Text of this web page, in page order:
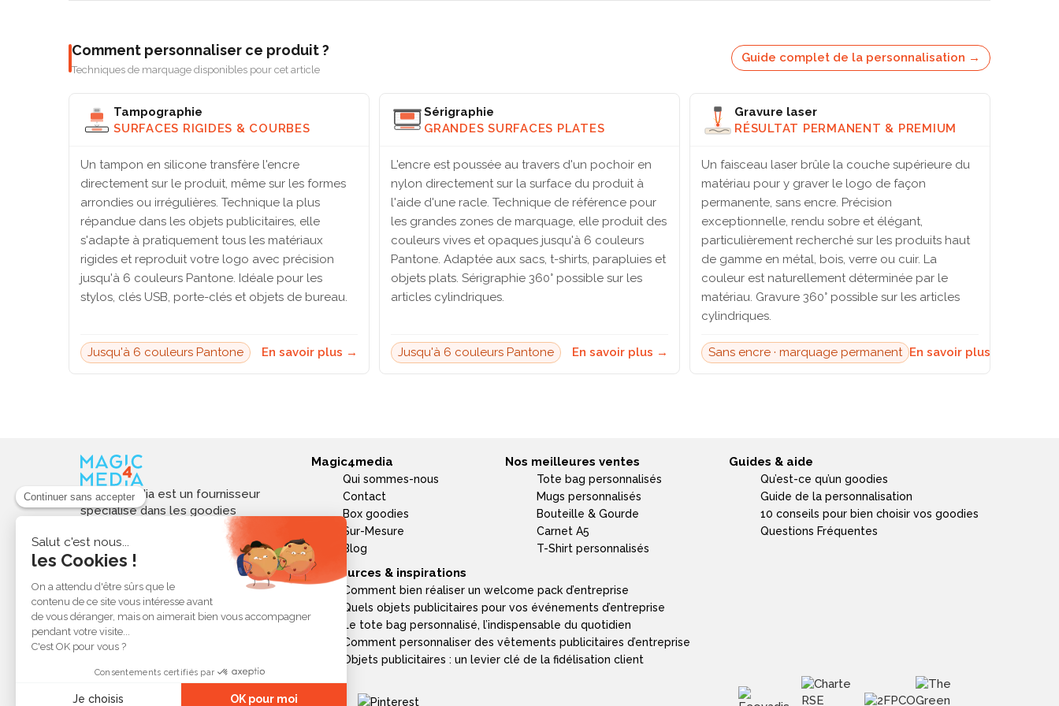
Comment personnaliser ce produit ?
Techniques de marquage disponibles pour cet article
Guide complet de la personnalisation →
Tampographie
SURFACES RIGIDES & COURBES
Un tampon en silicone transfère l'encre
directement sur le produit, même sur les formes
arrondies ou irrégulières. Technique la plus
répandue dans les objets publicitaires, elle
s'adapte à pratiquement tous les matériaux
rigides et reproduit votre logo avec précision
jusqu'à 6 couleurs Pantone. Idéale pour les
stylos, clés USB, porte-clés et objets de bureau.
Jusqu'à 6 couleurs Pantone En savoir plus →
Sérigraphie
GRANDES SURFACES PLATES
L'encre est poussée au travers d'un pochoir en
nylon directement sur la surface du produit à
l'aide d'une racle. Technique de référence pour
les grandes zones de marquage, elle produit des
couleurs vives et opaques jusqu'à 6 couleurs
Pantone. Adaptée aux sacs, t-shirts, parapluies et
objets plats. Sérigraphie 360° possible sur les
articles cylindriques.
Jusqu'à 6 couleurs Pantone En savoir plus →
Gravure laser
RÉSULTAT PERMANENT & PREMIUM
Un faisceau laser brûle la couche supérieure du
matériau pour y graver le logo de façon
permanente, sans encre. Précision
exceptionnelle, rendu sobre et élégant,
particulièrement recherché sur les produits haut
de gamme en métal, bois, verre ou cuir. La
couleur est naturellement déterminée par le
matériau. Gravure 360° possible sur les articles
cylindriques.
Sans encre · marquage permanent En savoir plus →
Magic4media est un fournisseur
spécialisé dans les goodies
personnalisés et objets publicitaires
pour les entreprises. Nous
sélectionnons des produits utiles,
tendances et responsables pour
valoriser votre image de marque,
soutenir vos actions de
communication et réussir vos
opérations événementielles,
Magic4media
Qui sommes-nous
Contact
Box goodies
Sur-Mesure
Blog
Nos meilleures ventes
Tote bag personnalisés
Mugs personnalisés
Bouteille & Gourde
Carnet A5
T-Shirt personnalisés
Guides & aide
Qu’est-ce qu’un goodies
Guide de la personnalisation
10 conseils pour bien choisir vos goodies
Questions Fréquentes
Ressources & inspirations
Comment bien réaliser un welcome pack d’entreprise
Quels objets publicitaires pour vos événements d’entreprise
Le tote bag personnalisé, l’indispensable du quotidien
Comment personnaliser des vêtements publicitaires d’entreprise
Objets publicitaires : un levier clé de la fidélisation client